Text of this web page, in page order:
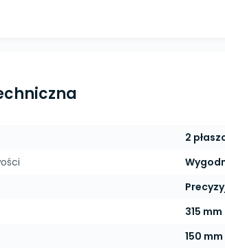
2
315 mm
150 mm